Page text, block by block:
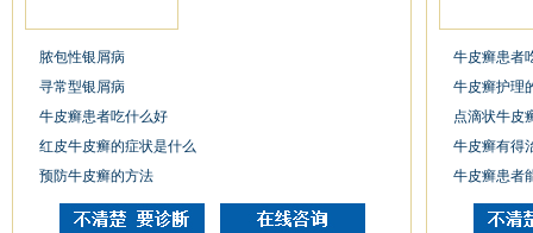
脓包性银屑病
寻常型银屑病
牛皮癣患者吃什么好
红皮牛皮癣的症状是什么
预防牛皮癣的方法
牛皮癣患者
牛皮癣护理
点滴状牛皮
牛皮癣有得
牛皮癣患者